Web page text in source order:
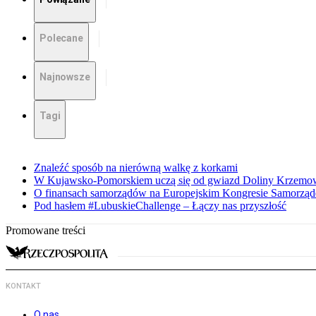
Polecane
Najnowsze
Tagi
Znaleźć sposób na nierówną walkę z korkami
W Kujawsko-Pomorskiem uczą się od gwiazd Doliny
O finansach samorządów na Europejskim Kongresie
Pod hasłem #LubuskieChallenge – Łączy nas przyszłość
Promowane treści
KONTAKT